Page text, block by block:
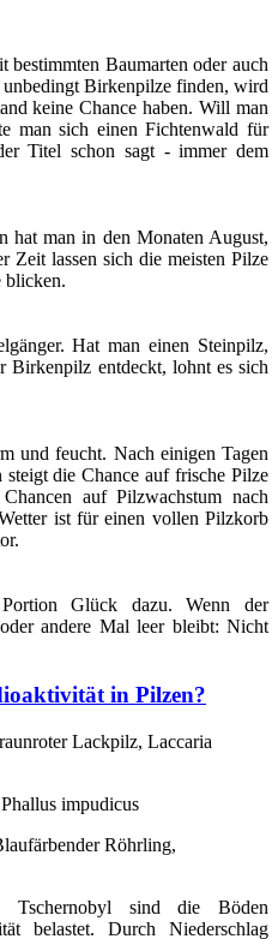
Baumarten oder auch
Birkenpilze finden, wird
keine Chance haben. Will man
man sich einen Fichtenwald für
Titel schon sagt - immer dem
hat man in den Monaten August,
Zeit lassen sich die meisten Pilze
blicken.
Hat man einen Steinpilz,
Birkenpilz entdeckt, lohnt es sich
und feucht. Nach einigen Tagen
die Chance auf frische Pilze
auf Pilzwachstum nach
ist für einen vollen Pilzkorb
Glück dazu. Wenn der
andere Mal leer bleibt: Nicht
in Pilzen?
Tschernobyl sind die Böden
belastet. Durch Niederschlag